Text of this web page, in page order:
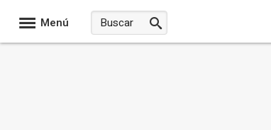
Menú